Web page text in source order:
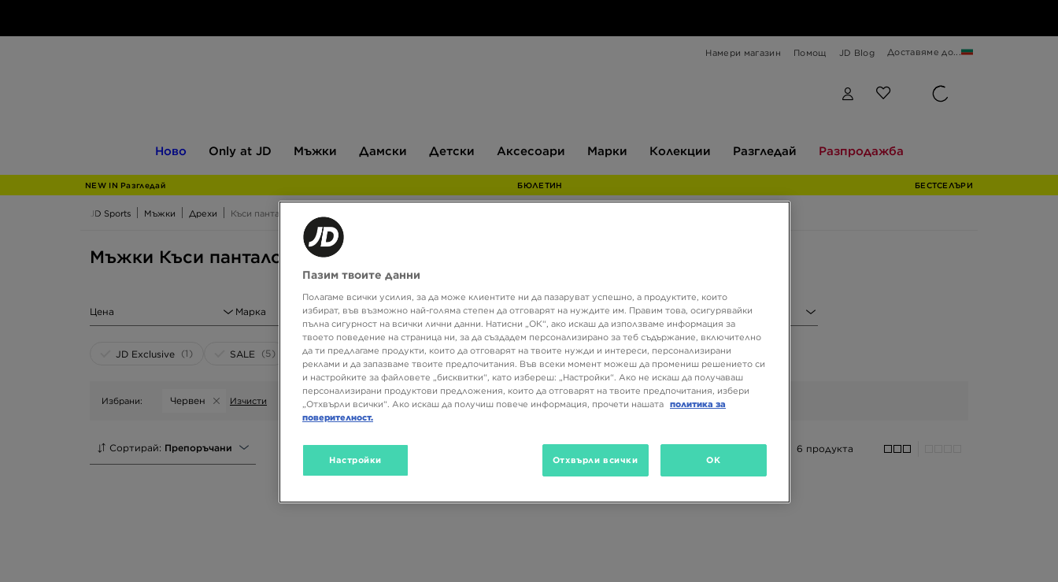
Намери магазин Помощ JD Blog Доставяме до...
Ново
JD
Only at JD Мъжки Дамски Детски Аксесоари Марки Колекции Разгледай Разпродажба
NEW IN Разгледай БЮЛЕТИН БЕСТСЕЛЪРИ
JD Sports Мъжки Дрехи Къси панталони
Мъжки Къси панталони цвят червен
Цена Марка Размер Цвят 1 Материал
JD Exclusive (1) SALE (5)
Избрани: Червен Изчисти
Сортирай: Препоръчани 6 продукта
Пазим твоите данни
Полагаме всички усилия, за да може клиентите ни да пазаруват успешно, а продуктите, които
избират, във възможно най-голяма степен да отговарят на нуждите им. Правим това, осигурявайки
пълна сигурност на всички лични данни. Натисни „ОК“, ако искаш да използваме информация за
твоето поведение на страница ни, за да създадем персонализирано за теб съдържание, включително
да ти предлагаме продукти, които да отговарят на твоите нужди и интереси, персонализирани
реклами и да запазваме твоите предпочитания. Във всеки момент можеш да промениш решението си
и настройките за файловете „бисквитки“, като избереш: „Настройки“. Ако не искаш да получаваш
персонализирани продуктови предложения, които да отговарят на твоите предпочитания, избери
„Отхвърли всички“. Ако искаш да получиш повече информация, прочети нашата политика за
поверителност.
Настройки Отхвърли всички OK